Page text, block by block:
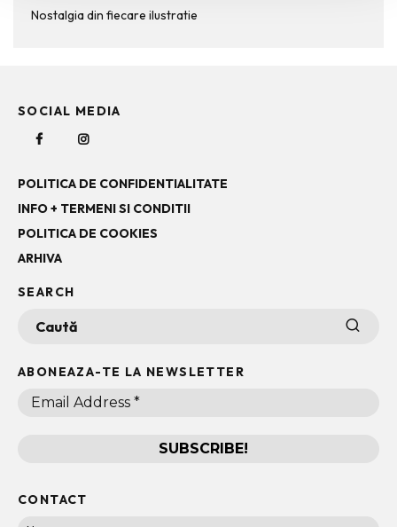
Nostalgia din fiecare ilustratie
SOCIAL MEDIA
POLITICA DE CONFIDENTIALITATE
INFO + TERMENI SI CONDITII
POLITICA DE COOKIES
ARHIVA
SEARCH
ABONEAZA-TE LA NEWSLETTER
CONTACT